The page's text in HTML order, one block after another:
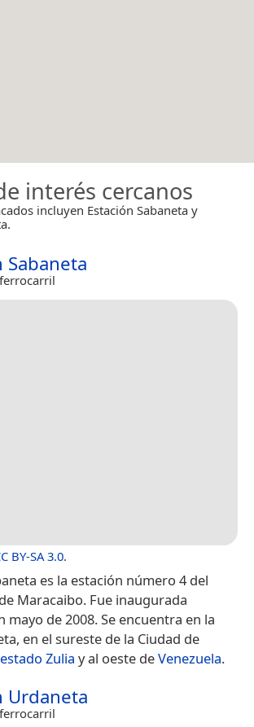
interés cercanos
incluyen Estación Sabaneta y
Sabaneta
BY-SA 3.0.
es la estación número 4 del
Maracaibo. Fue inaugurada
de 2008. Se encuentra en la
en el sureste de la Ciudad de
estado Zulia y al oeste deVenezuela.
Urdaneta